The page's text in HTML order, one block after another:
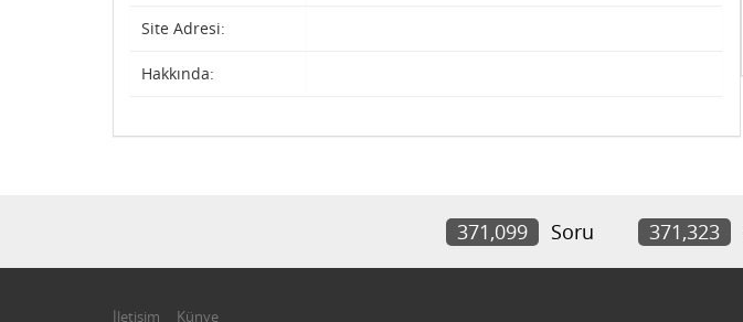
Site Adresi:
Hakkında:
371,099 Soru 371,323
İletişim Künye